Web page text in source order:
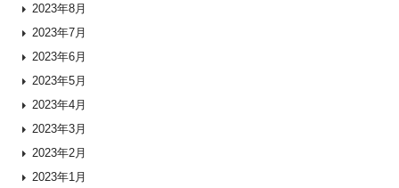
2023年8月
2023年7月
2023年6月
2023年5月
2023年4月
2023年3月
2023年2月
2023年1月